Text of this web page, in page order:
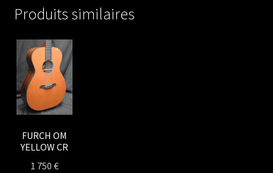
Produits similaires
FURCH OM
YELLOW CR
1 750 €